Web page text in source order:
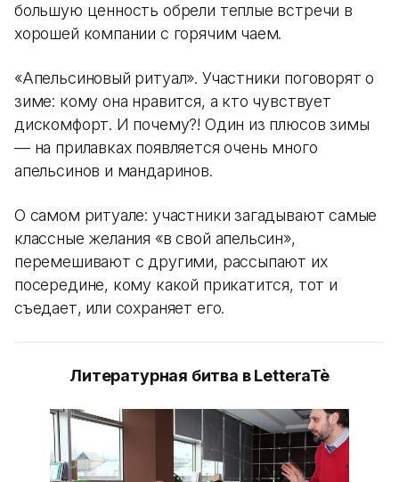
большую ценность обрели теплые встречи в
хорошей компании с горячим чаем.
«Апельсиновый ритуал». Участники поговорят о
зиме: кому она нравится, а кто чувствует
дискомфорт. И почему?! Один из плюсов зимы
— на прилавках появляется очень много
апельсинов и мандаринов.
О самом ритуале: участники загадывают самые
классные желания «в свой апельсин»,
перемешивают с другими, рассыпают их
посередине, кому какой прикатится, тот и
съедает, или сохраняет его.
Литературная битва в LetteraTè